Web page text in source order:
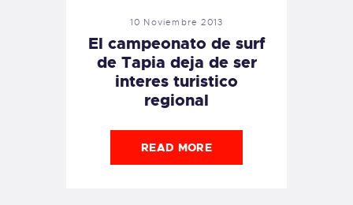
10 Noviembre 2013
El campeonato de surf
de Tapia deja de ser
interes turistico
regional
READ MORE